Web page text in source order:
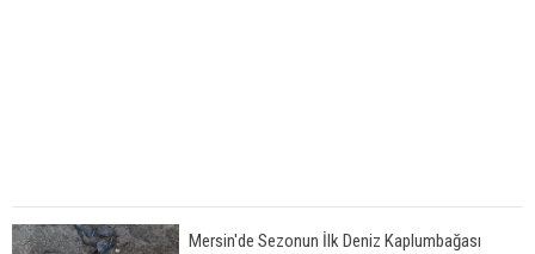
Mersin'de Sezonun İlk Deniz Kaplumbağası